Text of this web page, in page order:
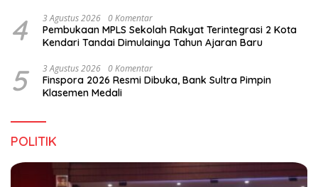
4 3 Agustus 2026 0 Komentar
Pembukaan MPLS Sekolah Rakyat Terintegrasi 2 Kota
Kendari Tandai Dimulainya Tahun Ajaran Baru
5 3 Agustus 2026 0 Komentar
Finspora 2026 Resmi Dibuka, Bank Sultra Pimpin
Klasemen Medali
POLITIK